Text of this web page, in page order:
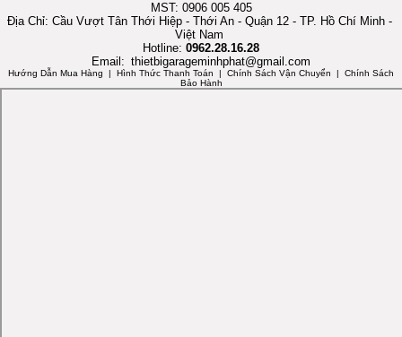
MST: 0906 005 405
Địa Chỉ: Cầu Vượt Tân Thới Hiệp - Thới An - Quận 12 - TP. Hồ Chí Minh -
Việt Nam
Hotline: 0962.28.16.28
Email: thietbigarageminhphat@gmail.com
Hướng Dẫn Mua Hàng | Hình Thức Thanh Toán | Chính Sách Vận Chuyển | Chính Sách
Bảo Hành